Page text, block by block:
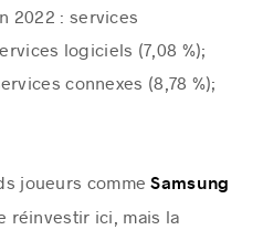
2022 : services
logiciels (7,08 %);
connexes (8,78 %);
joueurs commeSamsung
réinvestir ici, mais la